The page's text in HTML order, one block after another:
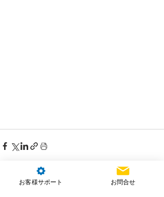
お客様サポート お問合せ